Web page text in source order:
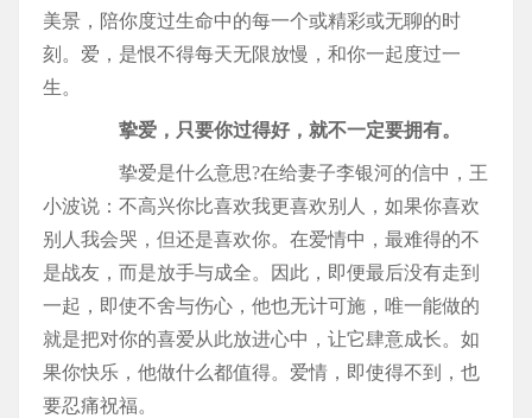
美景，陪你度过生命中的每一个或精彩或无聊的时
刻。爱，是恨不得每天无限放慢，和你一起度过一
生。
挚爱，只要你过得好，就不一定要拥有。
挚爱是什么意思?在给妻子李银河的信中，王
小波说：不高兴你比喜欢我更喜欢别人，如果你喜欢
别人我会哭，但还是喜欢你。在爱情中，最难得的不
是战友，而是放手与成全。因此，即便最后没有走到
一起，即使不舍与伤心，他也无计可施，唯一能做的
就是把对你的喜爱从此放进心中，让它肆意成长。如
果你快乐，他做什么都值得。爱情，即使得不到，也
要忍痛祝福。